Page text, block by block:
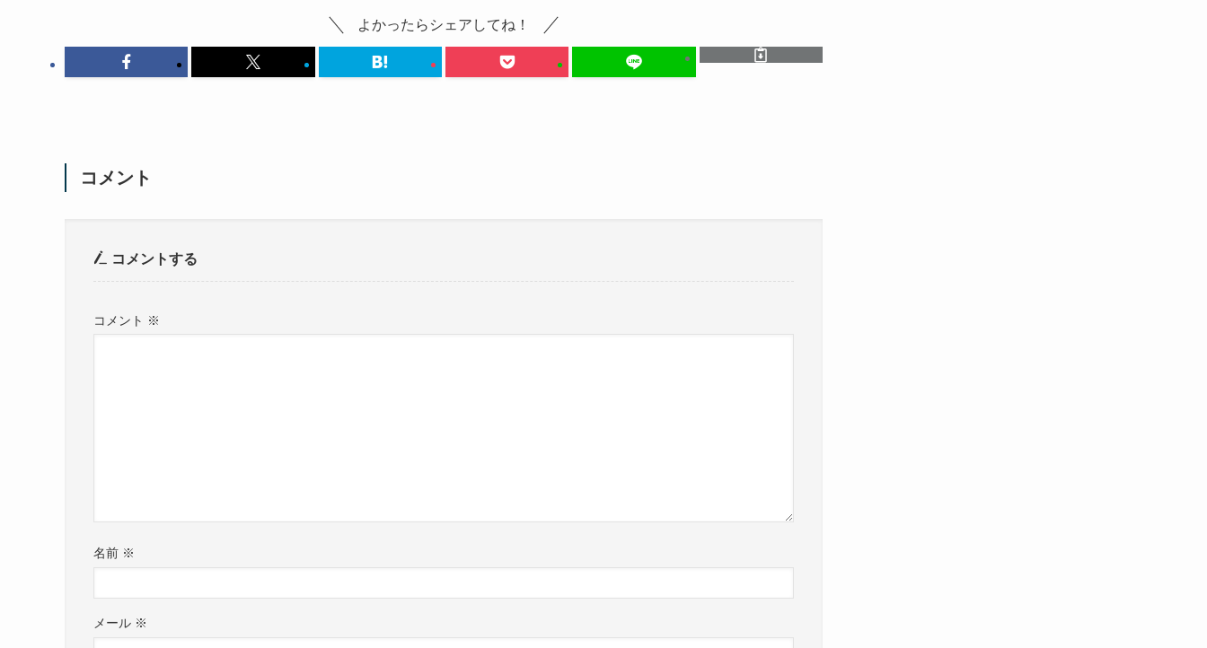
よかったらシェアしてね！
コメント
コメントする
コメント ※
名前 ※
メール ※